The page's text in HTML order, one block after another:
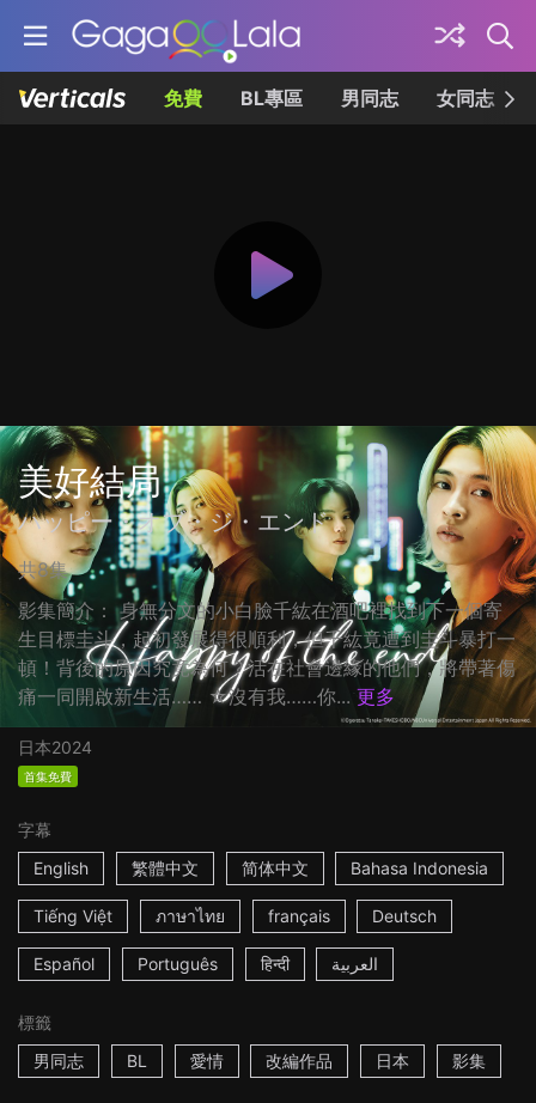
免費 BL專區 男同志 女同志
美好結局
ハッピー・オブ・ジ・エンド
共8集
影集簡介： 身無分文的小白臉千紘在酒吧裡找到下一個寄
生目標圭斗，起初發展得很順利，但千紘竟遭到圭斗暴打一
頓！背後的原因究竟為何？活在社會邊緣的他們，將帶著傷
痛一同開啟新生活…… ☆沒有我……你... 更多
日本2024
首集免費
字幕
English
繁體中文 简体中文 Bahasa Indonesia
Tiếng Việt ภาษาไทย français Deutsch
Español Português हिन्दी العربية
標籤
男同志
BL 愛情 改編作品 日本 影集